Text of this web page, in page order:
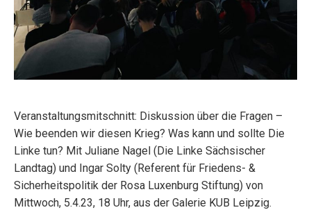
Veranstaltungsmitschnitt: Diskussion über die Fragen –
Wie beenden wir diesen Krieg? Was kann und sollte Die
Linke tun? Mit Juliane Nagel (Die Linke Sächsischer
Landtag) und Ingar Solty (Referent für Friedens- &
Sicherheitspolitik der Rosa Luxenburg Stiftung) von
Mittwoch, 5.4.23, 18 Uhr, aus der Galerie KUB Leipzig.